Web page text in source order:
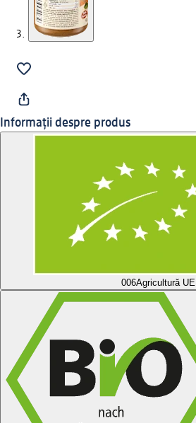
Informații despre produs
006Agricultură UE